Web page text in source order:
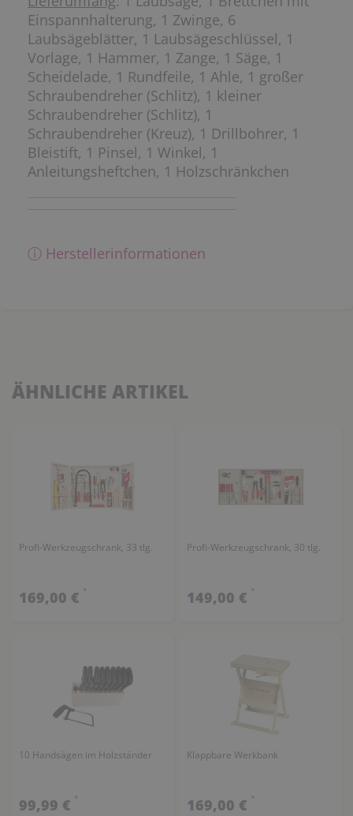
Einspannhalterung, 1 Zwinge, 6
Laubsägeblätter, 1 Laubsägeschlüssel, 1
Vorlage, 1 Hammer, 1 Zange, 1 Säge, 1
Scheidelade, 1 Rundfeile, 1 Ahle, 1 großer
Schraubendreher (Schlitz), 1 kleiner
Schraubendreher (Schlitz), 1
Schraubendreher (Kreuz), 1 Drillbohrer, 1
Bleistift, 1 Pinsel, 1 Winkel, 1
Anleitungsheftchen, 1 Holzschränkchen
ⓘ Herstellerinformationen
ÄHNLICHE ARTIKEL
Profi-Werkzeugschrank, 33 tlg.
169,00 € *
Profi-Werkzeugschrank, 30 tlg.
149,00 € *
10 Handsägen im Holzständer
99,99 € *
Klappbare Werkbank
169,00 € *